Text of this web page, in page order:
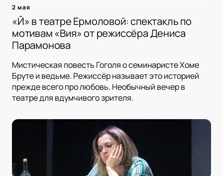
2 мая
«Й» в театре Ермоловой: спектакль по
мотивам «Вия» от режиссёра Дениса
Парамонова
Мистическая повесть Гоголя о семинаристе Хоме
Бруте и ведьме. Режиссёр называет это историей
прежде всего про любовь. Необычный вечер в
театре для вдумчивого зрителя.